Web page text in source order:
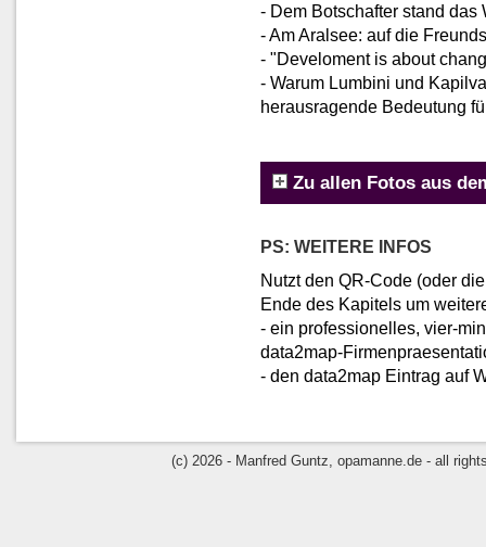
- Dem Botschafter stand
- Am Aralsee: auf die
- "Develoment is about
- Warum Lumbini und
herausragende Bedeutung
Zu allen Fotos aus
PS: WEITERE INFOS
Nutzt den QR-Code (oder
Ende des Kapitels um
- ein professionelles, vier-
data2map-
- den data2map Eintrag auf
(c) 2026 - Manfred Guntz, opamanne.de - all